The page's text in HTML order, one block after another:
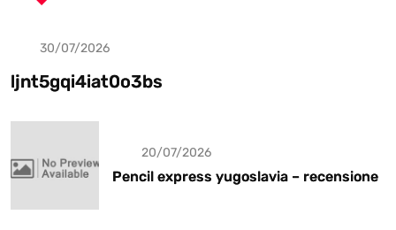
Uncategorized
30/07/2026
ljnt5gqi4iat0o3bs
20/07/2026
Pencil express yugoslavia – recensione